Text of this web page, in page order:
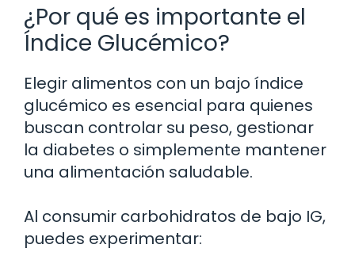
¿Por qué es importante el
Índice Glucémico?
Elegir alimentos con un bajo índice
glucémico es esencial para quienes
buscan controlar su peso, gestionar
la diabetes o simplemente mantener
una alimentación saludable.
Al consumir carbohidratos de bajo IG,
puedes experimentar: